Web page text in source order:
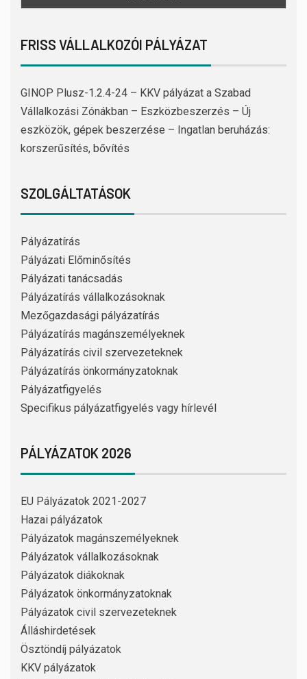
FRISS VÁLLALKOZÓI PÁLYÁZAT
GINOP Plusz-1.2.4-24 – KKV pályázat a Szabad
Vállalkozási Zónákban – Eszközbeszerzés – Új
eszközök, gépek beszerzése – Ingatlan beruházás:
korszerűsítés, bővítés
SZOLGÁLTATÁSOK
Pályázatírás
Pályázati Előminősítés
Pályázati tanácsadás
Pályázatírás vállalkozásoknak
Mezőgazdasági pályázatírás
Pályázatírás magánszemélyeknek
Pályázatírás civil szervezeteknek
Pályázatírás önkormányzatoknak
Pályázatfigyelés
Specifikus pályázatfigyelés vagy hírlevél
PÁLYÁZATOK 2026
EU Pályázatok 2021-2027
Hazai pályázatok
Pályázatok magánszemélyeknek
Pályázatok vállalkozásoknak
Pályázatok diákoknak
Pályázatok önkormányzatoknak
Pályázatok civil szervezeteknek
Álláshirdetések
Ösztöndíj pályázatok
KKV pályázatok